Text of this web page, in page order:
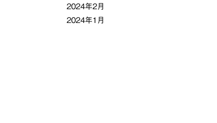
2024年2月
2024年1月